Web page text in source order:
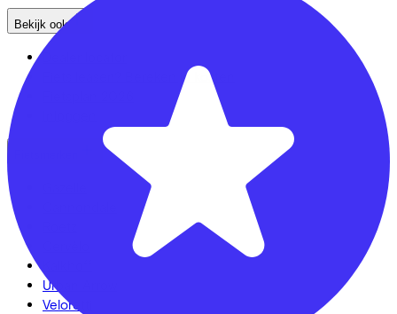
Bekijk ook
Fiets leasen? Bereken je kosten
Urban Arrow
Veloretti